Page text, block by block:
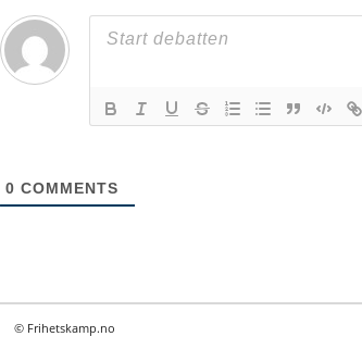
0 COMMENTS
© Frihetskamp.no